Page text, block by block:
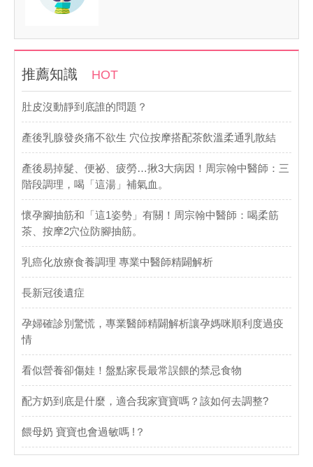
推薦知識 HOT
肚皮沒動靜到底誰的問題？
產後乳腺發炎痛不欲生 穴位按摩搭配茶飲溫柔通乳散結
產後易掉髮、便祕、疲勞…揪3大病因！周宗翰中醫師：三
階段調理，喝「這湯」補氣血。
懷孕腳抽筋和「這1姿勢」有關！周宗翰中醫師：喝柔筋
茶、按摩2穴位防腳抽筋。
乳癌化放療食養調理 專業中醫師精闢解析
長新冠後遺症
孕婦確診別驚慌，專業醫師精闢解析讓孕媽咪順利度過疫
情
看似營養卻傷娃！盤點家長最常誤餵的禁忌食物
配方奶到底是什麼，適合我家寶寶嗎？該如何去調整?
餵母奶 寶寶也會過敏嗎 !？